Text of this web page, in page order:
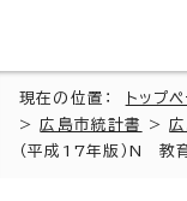
現在の位置： トップ
>広島市統計書 >
（平成17年版）N 教